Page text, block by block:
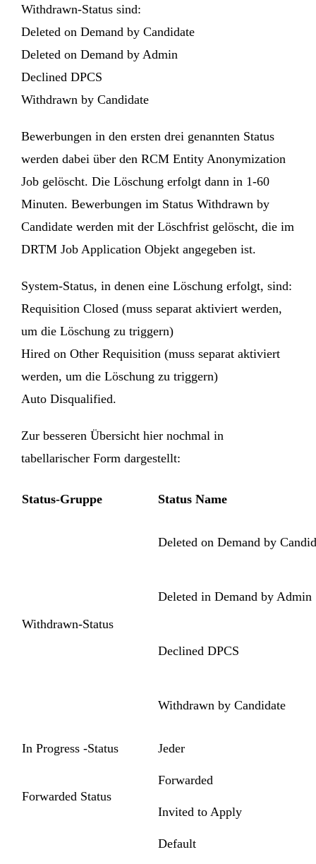
Withdrawn-Status sind:
Deleted on Demand by Candidate
Deleted on Demand by Admin
Declined DPCS
Withdrawn by Candidate
Bewerbungen in den ersten drei genannten Status
werden dabei über den RCM Entity Anonymization
Job gelöscht. Die Löschung erfolgt dann in 1-60
Minuten. Bewerbungen im Status Withdrawn by
Candidate werden mit der Löschfrist gelöscht, die im
DRTM Job Application Objekt angegeben ist.
System-Status, in denen eine Löschung erfolgt, sind:
Requisition Closed (muss separat aktiviert werden,
um die Löschung zu triggern)
Hired on Other Requisition (muss separat aktiviert
werden, um die Löschung zu triggern)
Auto Disqualified.
Zur besseren Übersicht hier nochmal in
tabellarischer Form dargestellt:
Status-Gruppe Status Name
Withdrawn-Status
Deleted on Demand by
Deleted in Demand by Admin
Declined DPCS
Withdrawn by Candidate
In Progress -Status Jeder
Forwarded Status
Forwarded
Invited to Apply
Default